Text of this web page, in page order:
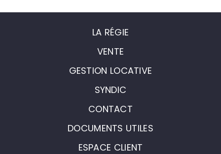
LA RÉGIE
VENTE
GESTION LOCATIVE
SYNDIC
CONTACT
DOCUMENTS UTILES
ESPACE CLIENT